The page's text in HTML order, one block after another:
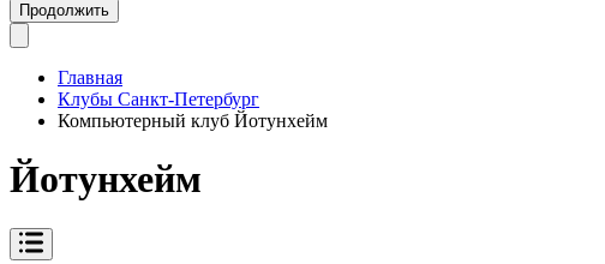
Продолжить
Главная
Клубы Санкт-Петербург
Компьютерный клуб Йотунхейм
Йотунхейм